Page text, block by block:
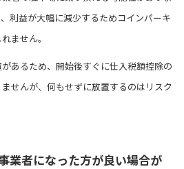
利益が大幅に減少するためコインパーキ
ません。
あるため、開始後すぐに仕入税額控除の
せんが、何もせずに放置するのはリスク
業者になった方が良い場合が